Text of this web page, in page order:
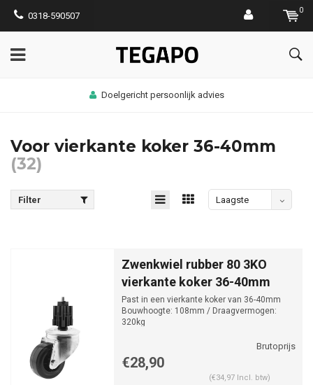
0318-590507
0
Bezorgen op werklocatie
Voor vierkante koker 36-40mm
(32)
Filter
Laagste
Zwenkwiel rubber 80 3KO
vierkante koker 36-40mm
Past in een vierkante koker van 36-40mm
Bouwhoogte: 108mm / Draagvermogen:
320kg
€28,90
(€34,97 Incl. btw)